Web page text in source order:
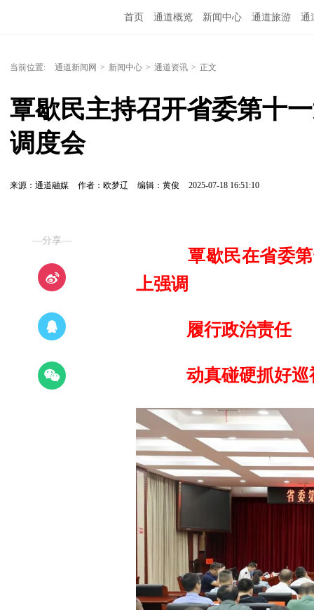
首页 通道概览 新闻中心 通道旅游 通
当前位置: 通道新闻网 > 新闻中心 > 通道资讯 > 正文
覃歇民主持召开省委第十
调度会
来源：通道融媒 作者：欧梦辽 编辑：黄俊 2025-07-18 16:51:10
—分享—
覃歇民在省委第
上强调
履行政治责任
动真碰硬抓好巡